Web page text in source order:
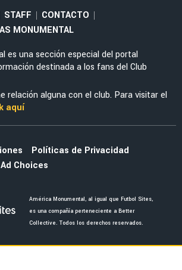
guiña al América tras brillar
"Espero que..."